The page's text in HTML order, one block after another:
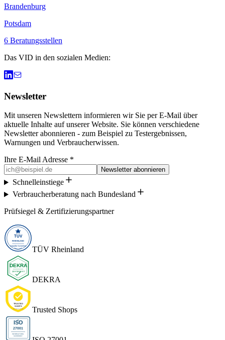
Brandenburg
Potsdam
6 Beratungsstellen
Das VID in den sozialen Medien:
Newsletter
Mit unseren Newslettern informieren wir Sie per E-Mail über
aktuelle Inhalte auf unserer Website. Sie können verschiedene
Newsletter abonnieren - zum Beispiel zu Testergebnissen,
Warnungen und Verbraucherwissen.
Ihre E-Mail Adresse *
Newsletter abonnieren
Schnelleinstiege
Verbraucherberatung nach Bundesland
Prüfsiegel & Zertifizierungspartner
TÜV Rheinland
DEKRA
Trusted Shops